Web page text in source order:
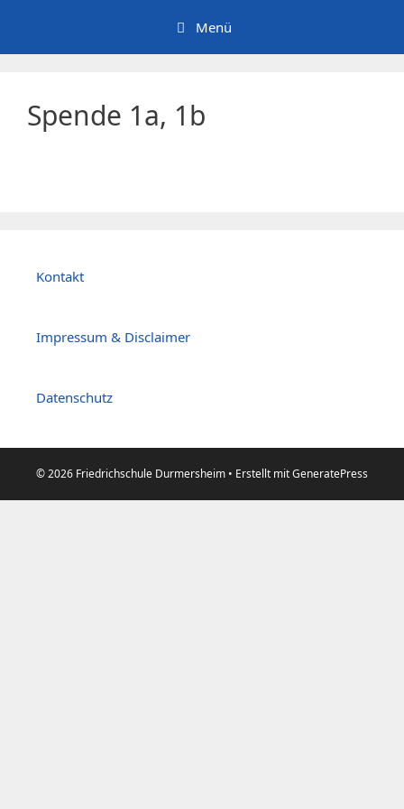
springen
Menü
Spende 1a, 1b
Kontakt
Impressum & Disclaimer
Datenschutz
© 2026 Friedrichschule Durmersheim • Erstellt mitGeneratePress